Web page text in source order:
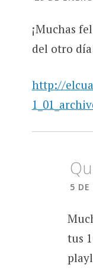
¡Muchas
del otro
http://
5 DE
tus